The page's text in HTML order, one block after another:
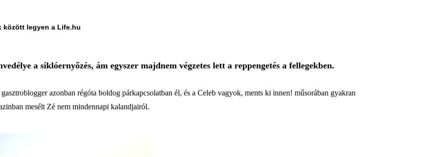
között legyen a Life.hu
a siklóernyőzés, ám egyszer majdnem végzetes lett a reppengetés a fellegekben.
azonban régóta boldog párkapcsolatban él, és a Celeb vagyok, ments ki innen! műsorában gyakran
mesélt Zé nem mindennapi kalandjairól.